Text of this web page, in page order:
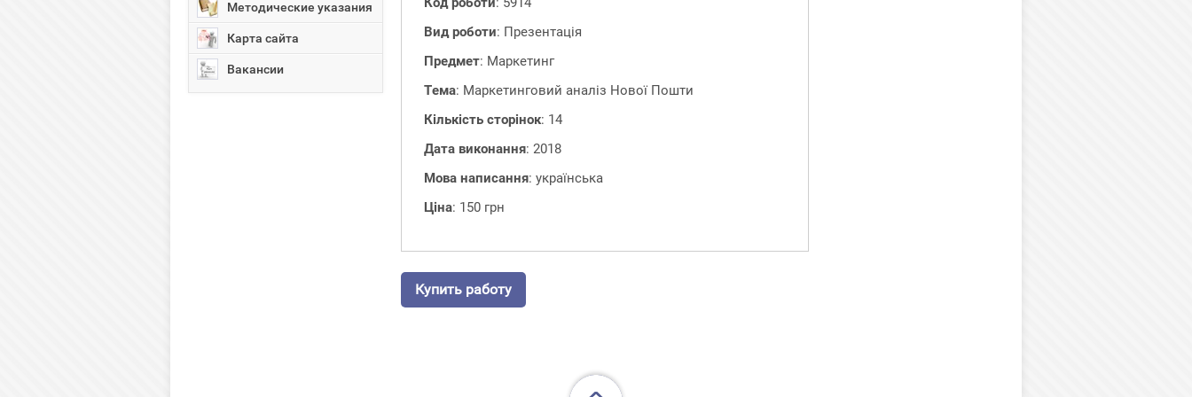
Методические указания
Карта сайта
Вакансии
Вид роботи: Презентація
Предмет: Маркетинг
Тема: Маркетинговий аналіз Нової Пошти
Кількість сторінок: 14
Дата виконання: 2018
Мова написання: українська
Ціна: 150 грн
Купить работу